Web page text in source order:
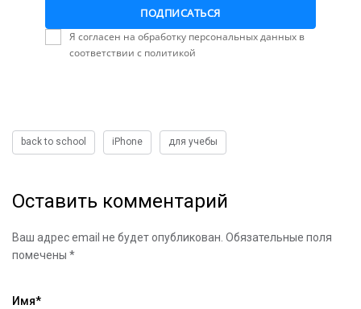
ПОДПИСАТЬСЯ
Я согласен на обработку персональных данных в
соответствии с политикой
back to school iPhone для учебы
Оставить комментарий
Ваш адрес email не будет опубликован. Обязательные поля
помечены *
Имя*